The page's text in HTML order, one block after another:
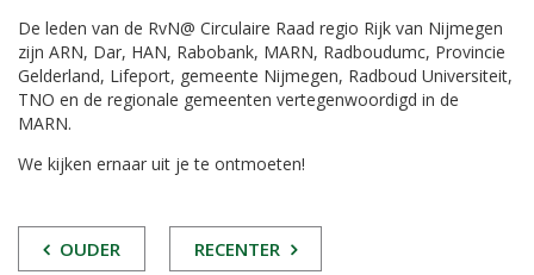
De leden van de RvN@ Circulaire Raad regio Rijk van Nijmegen
zijn ARN, Dar, HAN, Rabobank, MARN, Radboudumc, Provincie
Gelderland, Lifeport, gemeente Nijmegen, Radboud Universiteit,
TNO en de regionale gemeenten vertegenwoordigd in de
MARN.
We kijken ernaar uit je te ontmoeten!
POST
OUDER RECENTER